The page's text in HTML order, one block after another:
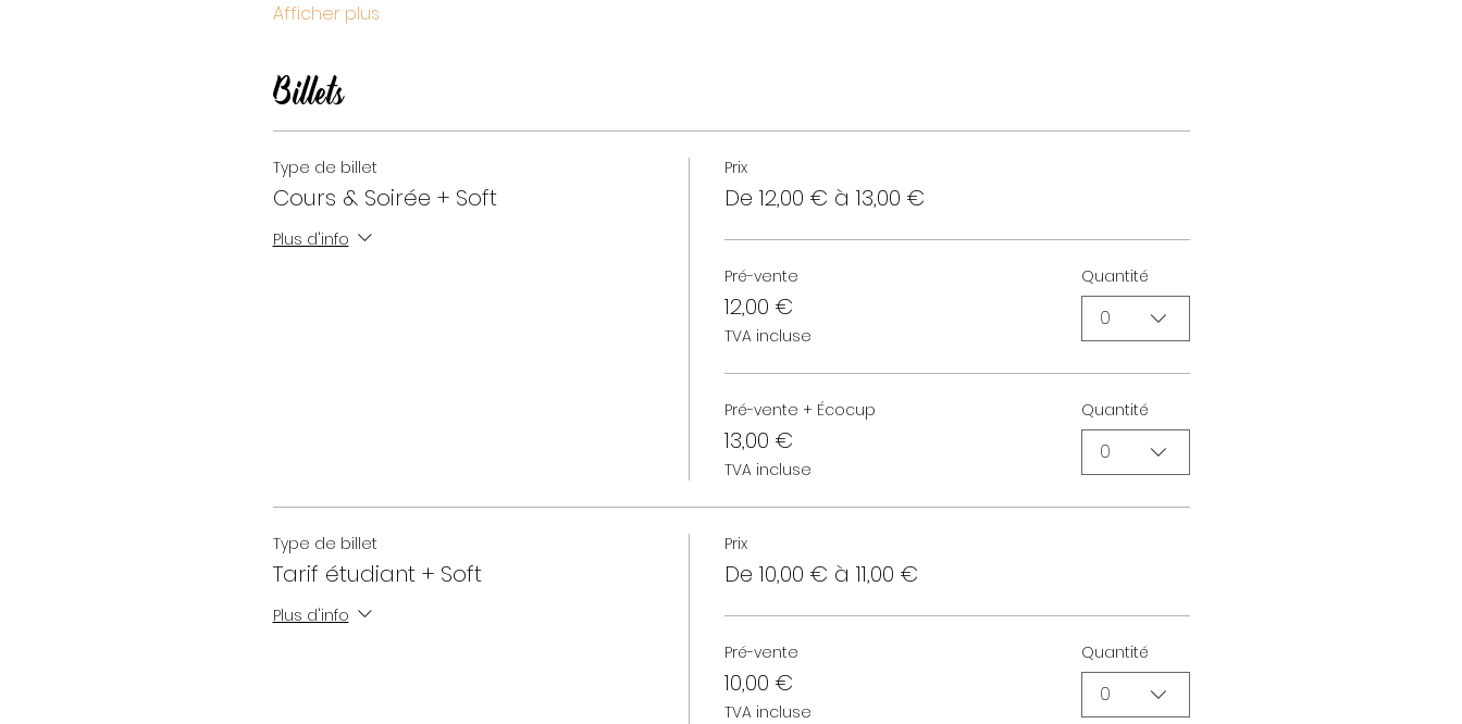
Afficher plus
Billets
Type de billet
Cours & Soirée + Soft
Plus d'info
Prix
De 12,00 € à 13,00 €
Pré-vente
12,00 €
TVA incluse
Quantité
0
Pré-vente + Écocup
13,00 €
TVA incluse
Quantité
0
Type de billet
Tarif étudiant + Soft
Plus d'info
Prix
De 10,00 € à 11,00 €
Pré-vente
10,00 €
TVA incluse
Quantité
0